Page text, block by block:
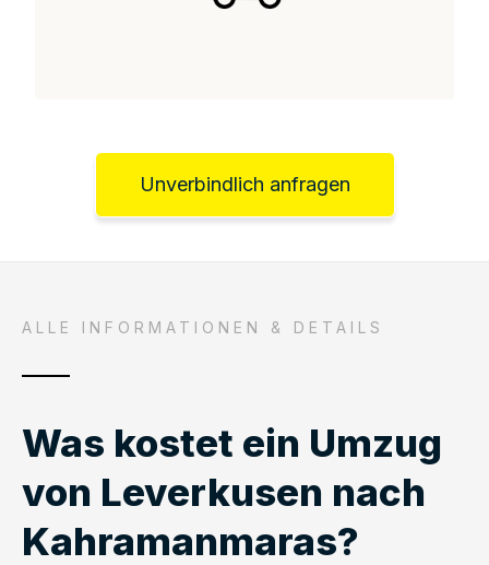
Unverbindlich anfragen
ALLE INFORMATIONEN & DETAILS
Was kostet ein Umzug
von Leverkusen nach
Kahramanmaras?